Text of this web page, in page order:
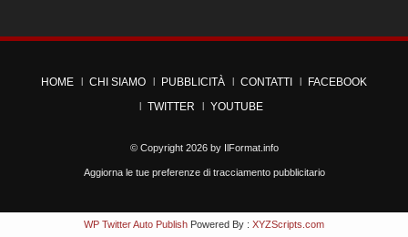
HOME CHI SIAMO PUBBLICITÀ CONTATTI
FACEBOOK
TWITTER
YOUTUBE
© Copyright 2026 by IlFormat.info
Aggiorna le tue preferenze di tracciamento pubblicitario
WP Twitter Auto Publish Powered By : XYZScripts.com